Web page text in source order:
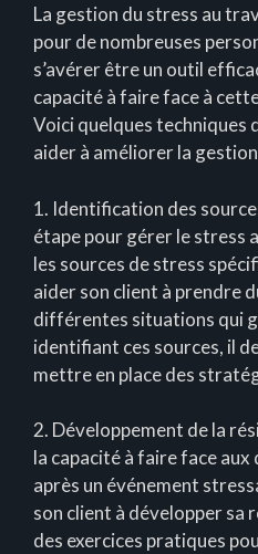
La gestion du stress au
pour de nombreuses
s’avérer être un outil
capacité à faire face à
Voici quelques techniques
aider à améliorer la
1. Identification des
étape pour gérer le stress
les sources de stress
aider son client à prendre
différentes situations qui
identifiant ces sources, il
mettre en place des
2. Développement de la
la capacité à faire face
après un événement
son client à développer sa
des exercices pratiques